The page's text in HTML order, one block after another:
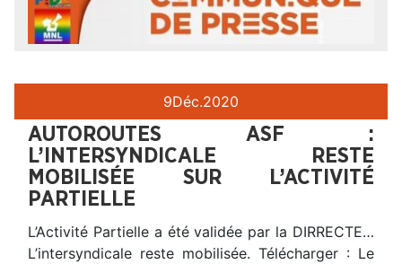
9Déc.2020
AUTOROUTES ASF :
L’INTERSYNDICALE RESTE
MOBILISÉE SUR L’ACTIVITÉ
PARTIELLE
L’Activité Partielle a été validée par la DIRRECTE…
L’intersyndicale reste mobilisée. Télécharger : Le